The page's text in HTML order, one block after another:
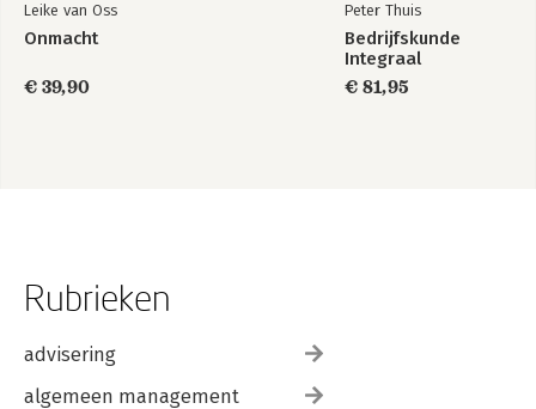
Leike van Oss
Onmacht
€ 39,90
Peter Thuis
Bedrijfskunde
Integraal
€ 81,95
Rubrieken
advisering
algemeen management